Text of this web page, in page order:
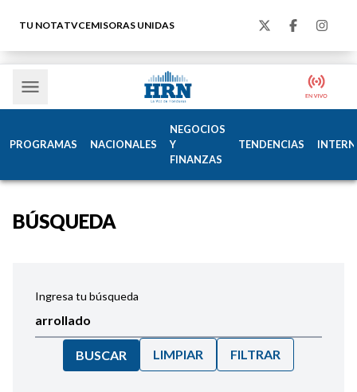
TU NOTATVCEMISORAS UNIDAS
PROGRAMAS NACIONALES
NEGOCIOS
Y
FINANZAS
TENDENCIAS
BÚSQUEDA
Ingresa tu búsqueda
BUSCAR LIMPIAR FILTRAR